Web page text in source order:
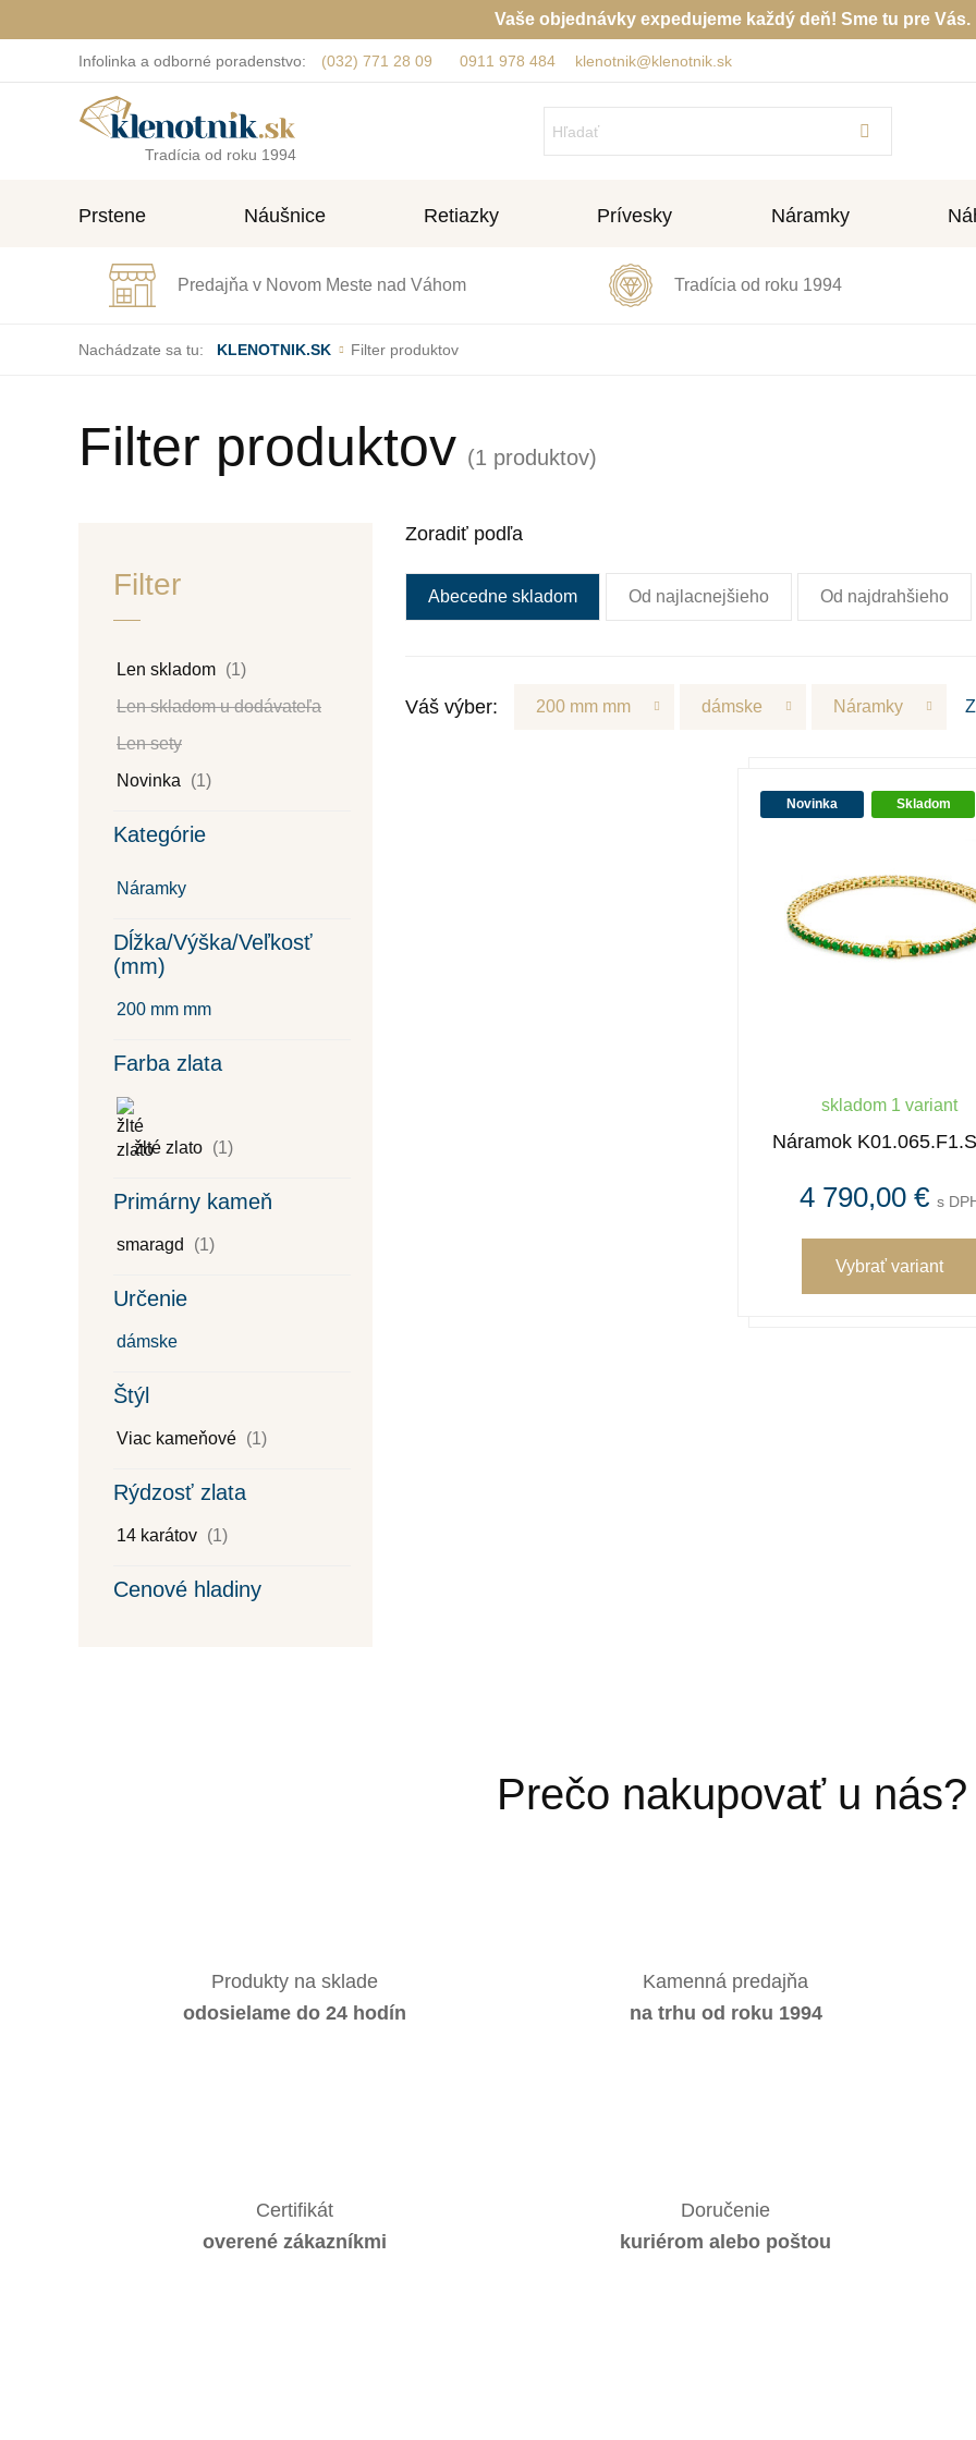
Vaše objednávky expedujeme každý deň! Sme tu pre Vás.
Infolinka a odborné poradenstvo: (032) 771 28 09 0911 978 484 klenotnik@klenotnik.sk
Tradícia od roku 1994
Prstene Náušnice Retiazky Prívesky Náramky
Predajňa v Novom Meste nad Váhom Tradícia od roku 1994
Nachádzate sa tu: KLENOTNIK.SK Filter produktov
Filter produktov (1 produktov)
Filter
Len skladom (1)
Len skladom u dodávateľa
Len sety
Novinka
(1)
Kategórie
Náramky
Dĺžka/Výška/Veľkosť
(mm)
200 mm mm
Farba zlata
žlté zlato (1)
Primárny kameň
smaragd (1)
Určenie
dámske
Štýl
Viac kameňové (1)
Rýdzosť zlata
14 karátov (1)
Cenové hladiny
Zoradiť podľa
Abecedne skladom Od najlacnejšieho Od najdrahšieho
Váš výber: 200 mm mm dámske Náramky
Novinka Skladom
skladom 1 variant
Náramok
4 790,00 € s
Vybrať variant
Prečo nakupovať u nás?
Produkty na sklade
odosielame do 24 hodín
Kamenná predajňa
na trhu od roku 1994
Certifikát
overené zákazníkmi
Doručenie
kuriérom alebo poštou